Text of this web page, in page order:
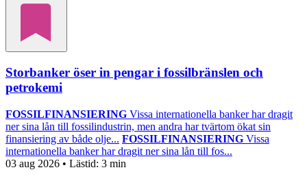
Storbanker öser in pengar i fossilbränslen och
petrokemi
FOSSILFINANSIERING Vissa internationella banker har dragit
ner sina lån till fossilindustrin, men andra har tvärtom ökat sin
finansiering av både olje... FOSSILFINANSIERING Vissa
internationella banker har dragit ner sina lån till fos...
03 aug 2026 • Lästid: 3 min